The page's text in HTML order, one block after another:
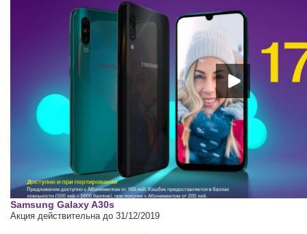
00:00
Samsung Galaxy A30s
Акция действительна до 31/12/2019